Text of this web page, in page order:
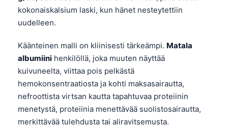
kokonaiskalsium laski, kun hänet nesteytettiin
uudelleen.
Käänteinen malli on kliinisesti tärkeämpi. Matala
albumiini henkilöllä, joka muuten näyttää
kuivuneelta, viittaa pois pelkästä
hemokonsentraatiosta ja kohti maksasairautta,
nefroottista virtsan kautta tapahtuvaa proteiinin
menetystä, proteiinia menettävää suolistosairautta,
merkittävää tulehdusta tai aliravitsemusta.
Slovenčina
پښتو
سنڌي
සිංහල